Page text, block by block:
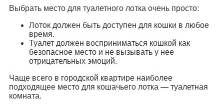
Выбрать место для туалетного лотка очень просто:
Лоток должен быть доступен для кошки в любое
время.
Туалет должен восприниматься кошкой как
безопасное место и не вызывать у нее
отрицательных эмоций.
Чаще всего в городской квартире наиболее
подходящее место для кошачьего лотка — туалетная
комната.